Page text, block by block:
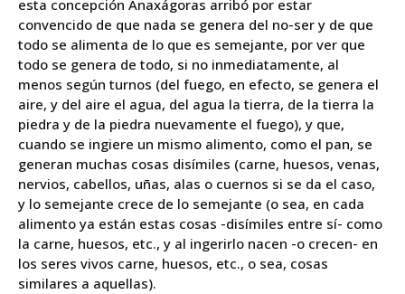
esta concepción Anaxágoras arribó por estar
convencido de que nada se genera del no-ser y de que
todo se alimenta de lo que es semejante, por ver que
todo se genera de todo, si no inmediatamente, al
menos según turnos (del fuego, en efecto, se genera el
aire, y del aire el agua, del agua la tierra, de la tierra la
piedra y de la piedra nuevamente el fuego), y que,
cuando se ingiere un mismo alimento, como el pan, se
generan muchas cosas disímiles (carne, huesos, venas,
nervios, cabellos, uñas, alas o cuernos si se da el caso,
y lo semejante crece de lo semejante (o sea, en cada
alimento ya están estas cosas -disímiles entre sí- como
la carne, huesos, etc., y al ingerirlo nacen -o crecen- en
los seres vivos carne, huesos, etc., o sea, cosas
similares a aquellas).